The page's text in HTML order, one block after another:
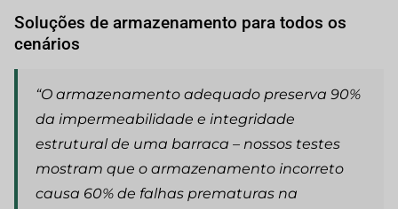
Soluções de armazenamento para todos os
cenários
“O armazenamento adequado preserva 90%
da impermeabilidade e integridade
estrutural de uma barraca – nossos testes
mostram que o armazenamento incorreto
causa 60% de falhas prematuras na